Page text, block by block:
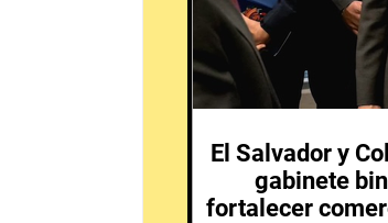
El Salvador y
gabinete
fortalecer